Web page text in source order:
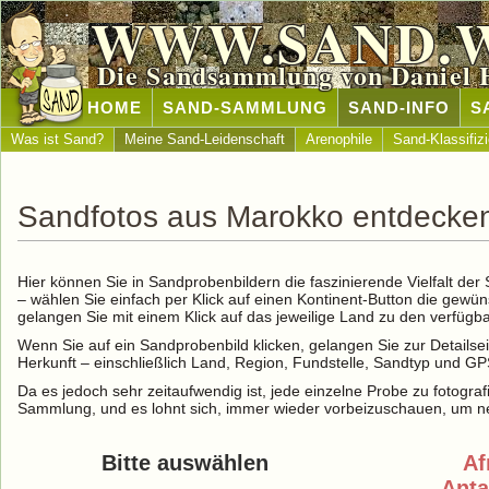
Die Sandsammlung von Daniel
HOME SAND-SAMMLUNG SAND-INFO
Was ist Sand? Meine Sand-Leidenschaft Arenophile Sand-
Sandfotos aus Marokko
Hier können Sie in Sandprobenbildern die faszinierende Vielfalt
– wählen Sie einfach per Klick auf einen Kontinent-Button die
gelangen Sie mit einem Klick auf das jeweilige Land zu den
Wenn Sie auf ein Sandprobenbild klicken, gelangen Sie zur
Herkunft – einschließlich Land, Region, Fundstelle, Sandtyp und
Da es jedoch sehr zeitaufwendig ist, jede einzelne Probe zu
Sammlung, und es lohnt sich, immer wieder vorbeizuschauen, um
Bitte auswählen